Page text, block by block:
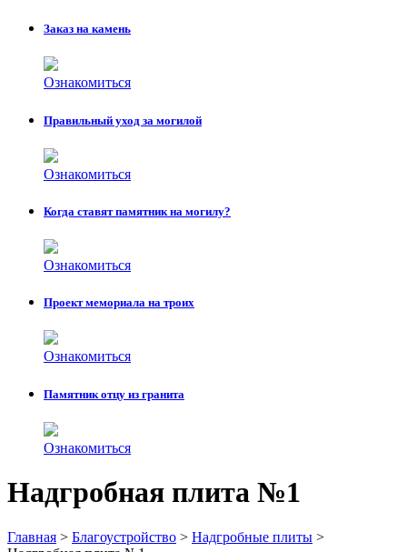
Заказ на камень
Ознакомиться
Правильный уход за могилой
Ознакомиться
Когда ставят памятник на могилу?
Ознакомиться
Проект мемориала на троих
Ознакомиться
Памятник отцу из гранита
Ознакомиться
Надгробная плита №1
Главная > Благоустройство > Надгробные плиты >